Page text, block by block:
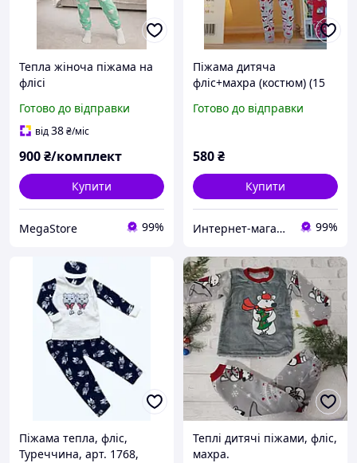
Тепла жіноча піжама на
флісі
Готово до відправки
від38₴/міс
900₴/комплект
Купити
MegaStore 99%
Піжама дитяча
фліс+махра (костюм) (15
Готово до відправки
580₴
Купити
Интернет-магазин Dream 99%
Піжама тепла, фліс,
Туреччина, арт. 1768,
Теплі дитячі піжами, фліс,
махра.